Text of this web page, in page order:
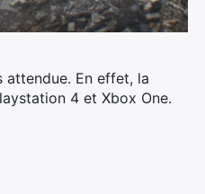
attendue. En effet, la
4 et Xbox One.